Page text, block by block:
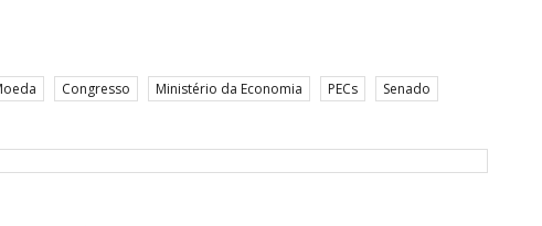
Congresso Ministério da Economia PECs Senado